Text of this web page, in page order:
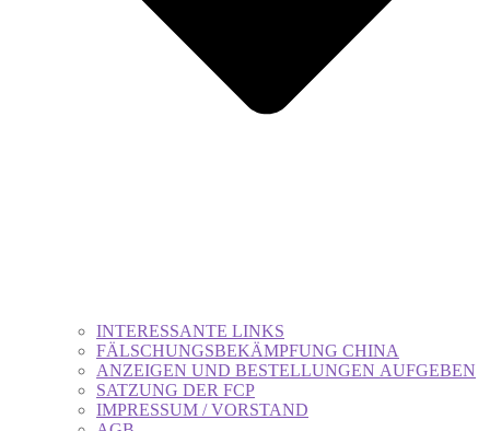
INTERESSANTE LINKS
FÄLSCHUNGSBEKÄMPFUNG CHINA
ANZEIGEN UND BESTELLUNGEN AUFGEBEN
SATZUNG DER FCP
IMPRESSUM / VORSTAND